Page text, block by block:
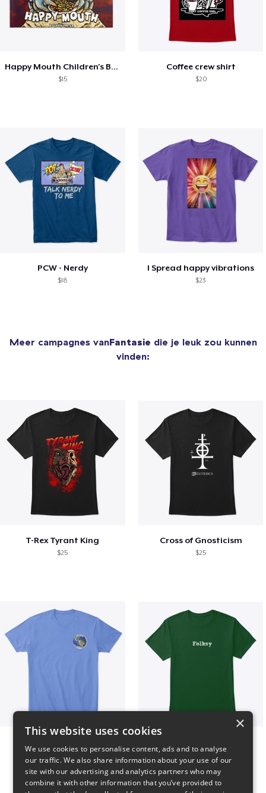
Happy Mouth Children's Book
$15
Coffee crew shirt
$20
PCW - Nerdy
$18
I Spread happy vibrations
$23
Meer campagnes vanFantasie die je leuk zou kunnen
vinden:
T-Rex Tyrant King
$25
Cross of Gnosticism
$25
$25 $25
×
This website uses cookies
We use cookies to personalise content, ads and to analyse
our traffic. We also share information about your use of our
site with our advertising and analytics partners who may
combine it with other information that you’ve provided to